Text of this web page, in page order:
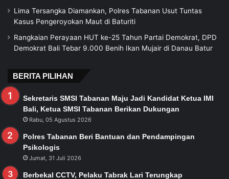
Lima Tersangka Diamankan, Polres Tabanan Usut Tuntas
Kasus Pengeroyokan Maut di Baturiti
Rangkaian Perayaan HUT ke-25 Tahun Partai Demokrat, DPD
Demokrat Bali Tebar 9.000 Benih Ikan Mujair di Danau Batur
BERITA PILIHAN
Sekretaris SMSI Tabanan Maju Jadi Kandidat Ketua IMI
Bali, Ketua SMSI Tabanan Berikan Dukungan
Rabu, 05 Agustus 2026
Polres Tabanan Beri Bantuan dan Pendampingan
Psikologis
Jumat, 31 Juli 2026
Berbekal CCTV, Pelaku Tabrak Lari Terungkap